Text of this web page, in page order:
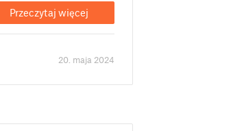
Przeczytaj więcej
20. maja 2024